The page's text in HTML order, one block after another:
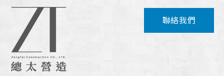
聯絡我們